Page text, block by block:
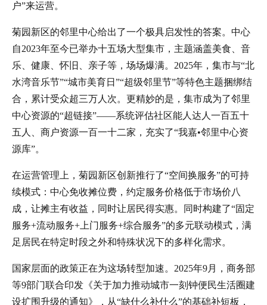
户”来运营。
菊园新区的邻里中心给出了一个极具启发性的答案。中心
自2023年至今已举办十五场大型集市，主题涵盖美食、音
乐、健康、怀旧、亲子等，场场爆满。2025年，集市与“北
水湾音乐节”“城市美育日”“超级邻里节”等特色主题捆绑结
合，累计受众超三万人次。更精妙的是，集市成为了邻里
中心资源的“超链接”——系统评估社区能人达人一百五十
五人、商户资源一百一十二家，充实了“我嘉•邻里中心资
源库”。
在运营管理上，菊园新区创新推行了“空间换服务”的可持
续模式：中心免收摊位费，约定服务价格低于市场价八
成，让摊主有收益，同时让居民得实惠。同时构建了“固定
服务+流动服务+上门服务+综合服务”的多元联动模式，满
足居民在特定时段之外和特殊状况下的多样化需求。
国家层面的政策正在为这场转型加速。2025年9月，商务部
等9部门联合印发《关于加力推动城市一刻钟便民生活圈建
设扩围升级的通知》，从“缺什么补什么”的基础补短板，